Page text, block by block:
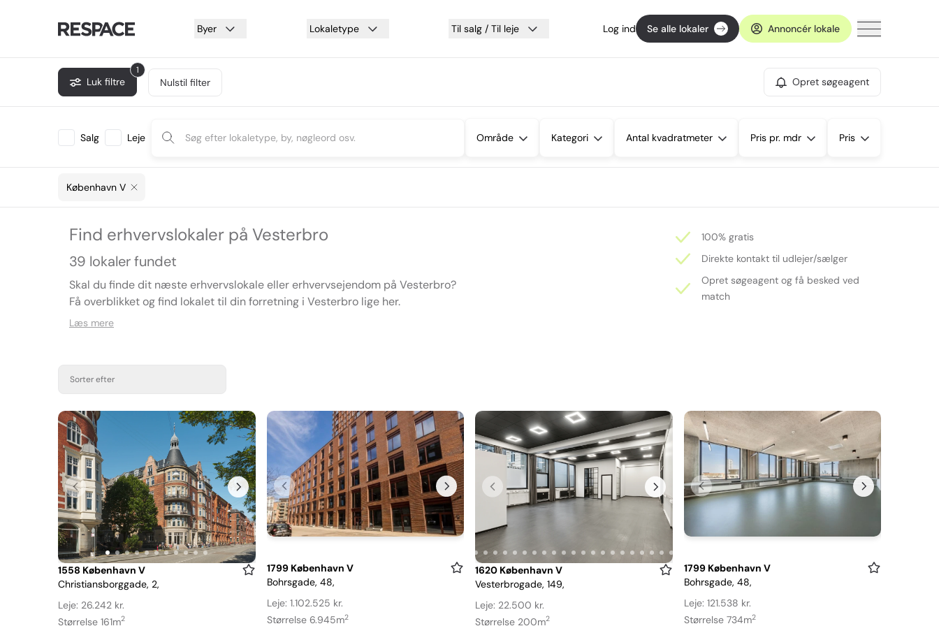
Byer Lokaletype Til salg / Til leje Log ind Se alle lokaler Annoncér lokale
1
Luk filtre Nulstil filter Opret søgeagent
Salg Leje Område Kategori Antal kvadratmeter Pris pr. mdr Pris
København V
Find erhvervslokaler på Vesterbro
39 lokaler fundet
Skal du finde dit næste erhvervslokale eller erhvervsejendom på Vesterbro?
Få overblikket og find lokalet til din forretning i Vesterbro lige her.
Læs mere
100% gratis
Direkte kontakt til udlejer/sælger
Opret søgeagent og få besked ved
match
Sorter efter
Item
1
of
11
1558 København V
Christiansborggade, 2,
Leje: 26.242 kr.
Størrelse 161m2
Item
1
of
10
1799 København V
Bohrsgade, 48,
Leje: 1.102.525 kr.
Størrelse 6.945m2
Item
1
of
29
1620 København V
Vesterbrogade, 149,
Leje: 22.500 kr.
Størrelse 200m2
Item
1
of
10
1799 København V
Bohrsgade, 48,
Leje: 121.538 kr.
Størrelse 734m2